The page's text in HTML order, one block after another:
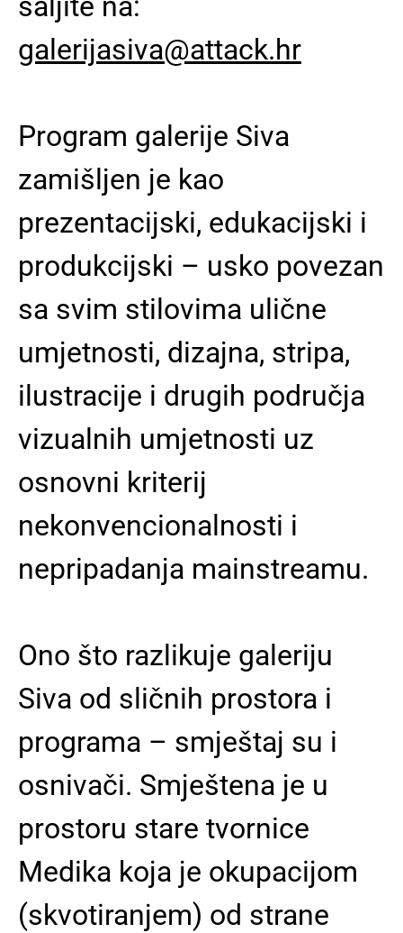
galerijasiva@attack.hr
Program galerije Siva
zamišljen je kao
prezentacijski, edukacijski i
produkcijski – usko povezan
sa svim stilovima ulične
umjetnosti, dizajna, stripa,
ilustracije i drugih područja
vizualnih umjetnosti uz
osnovni kriterij
nekonvencionalnosti i
nepripadanja mainstreamu.
Ono što razlikuje galeriju
Siva od sličnih prostora i
programa – smještaj su i
osnivači. Smještena je u
prostoru stare tvornice
Medika koja je okupacijom
(skvotiranjem) od strane